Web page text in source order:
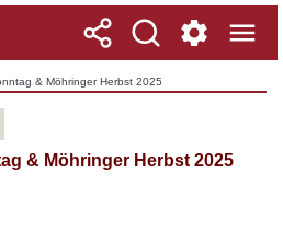
& Möhringer Herbst 2025
& Möhringer Herbst 2025